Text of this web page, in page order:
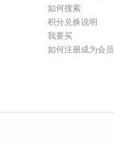
如何搜索
积分兑换说明
我要买
如何注册成为会员